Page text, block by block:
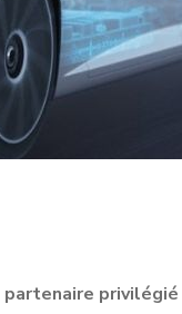
partenaire privilégié